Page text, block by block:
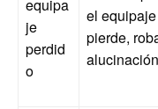
equipa
je
perdid
o
el
pierde,